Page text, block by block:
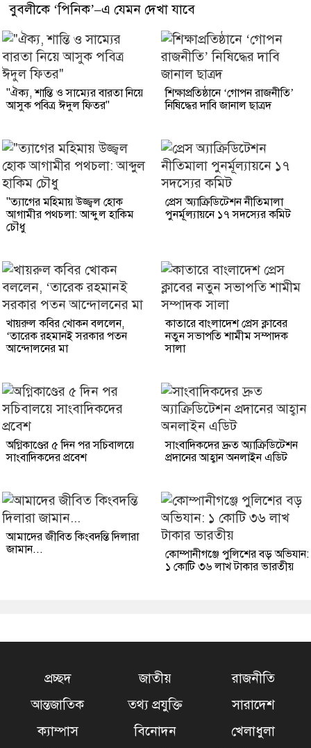
বুবলীকে ‘পিনিক’–এ যেমন দেখা যাবে
"ঐক্য, শান্তি ও সাম্যের বারতা নিয়ে
আসুক পবিত্র ঈদুল ফিতর"
শিক্ষাপ্রতিষ্ঠানে ‘গোপন রাজনীতি’
নিষিদ্ধের দাবি জানাল ছাত্রদ
"ত্যাগের মহিমায় উজ্জ্বল হোক
আগামীর পথচলা: আব্দুল হাকিম
চৌধু
প্রেস অ্যাক্রিডিটেশন নীতিমালা
পুনর্মূল্যায়নে ১৭ সদস্যের কমিট
খায়রুল কবির খোকন বললেন,
‘তারেক রহমানই সরকার পতন
আন্দোলনের মা
কাতারে বাংলাদেশ প্রেস ক্লাবের
নতুন সভাপতি শামীম সম্পাদক
সালা
অগ্নিকাণ্ডের ৫ দিন পর সচিবালয়ে
সাংবাদিকদের প্রবেশ
সাংবাদিকদের দ্রুত অ্যাক্রিডিটেশন
প্রদানের আহ্বান অনলাইন এডিট
আমাদের জীবিত কিংবদন্তি দিলারা
জামান...
কোম্পানীগঞ্জে পুলিশের বড় অভিযান:
১ কোটি ৩৬ লাখ টাকার ভারতীয়
প্রচ্ছদ জাতীয়
রাজনীতি
আন্তজাতিক
তথ্য প্রযুক্তি
সারাদেশ
ক্যাম্পাস
বিনোদন
খেলাধুলা